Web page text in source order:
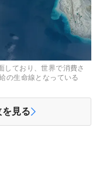
しており、世界で消費さ
の生命線となっている
を見る